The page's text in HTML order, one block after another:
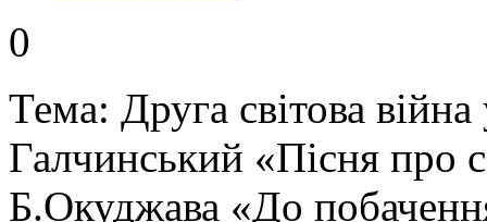
0
Тема: Друга світова
Галчинський «Пісня про
Б.Окуджава «До